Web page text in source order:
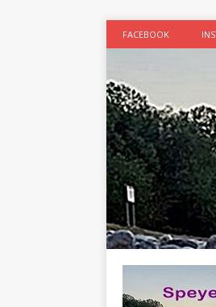
FACEBOOK